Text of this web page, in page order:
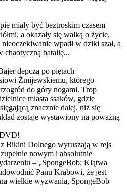
miały być beztroskim czasem
a okazały się walką o życie,
wpadł w dziki szał, a
chaotyczną batalię...
depczą po piętach
Żmijewskiemu, którego
do góry nogami. Trop
miasta ssaków, gdzie
znacznie dalej, niż się
zostaje wystawiony na poważną
Bikini Dolnego wyruszają w rejs
nowym i absolutnie
– „SpongeBob: Klątwa
Panu Krabowi, że jest
wielkie wyzwania, SpongeBob